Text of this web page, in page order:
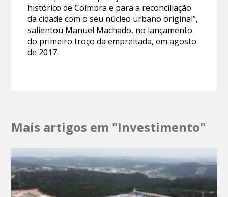
histórico de Coimbra e para a reconciliação
da cidade com o seu núcleo urbano original”,
salientou Manuel Machado, no lançamento
do primeiro troço da empreitada, em agosto
de 2017.
Mais artigos em "Investimento"